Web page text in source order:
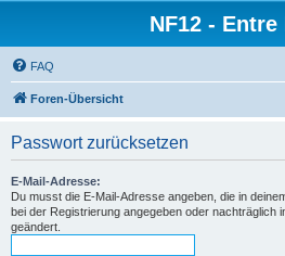
NF12 - Entre
FAQ
Foren-Übersicht
Passwort zurücksetzen
E-Mail-Adresse:
Du musst die E-Mail-Adresse angeben, die in
bei der Registrierung angegeben oder nachträglich
geändert.